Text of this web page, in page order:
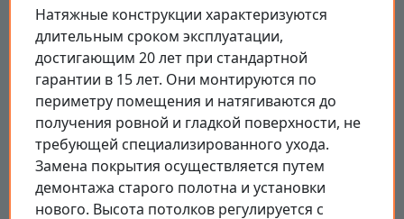
Натяжные конструкции характеризуются
длительным сроком эксплуатации,
достигающим 20 лет при стандартной
гарантии в 15 лет. Они монтируются по
периметру помещения и натягиваются до
получения ровной и гладкой поверхности, не
требующей специализированного ухода.
Замена покрытия осуществляется путем
демонтажа старого полотна и установки
нового. Высота потолков регулируется с